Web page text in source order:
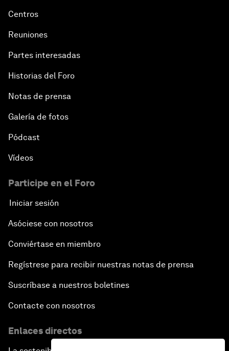
Centros
Reuniones
Partes interesadas
Historias del Foro
Notas de prensa
Galería de fotos
Pódcast
Vídeos
Participe en el Foro
Iniciar sesión
Asóciese con nosotros
Conviértase en miembro
Regístrese para recibir nuestras notas de prensa
Suscríbase a nuestros boletines
Contacte con nosotros
Enlaces directos